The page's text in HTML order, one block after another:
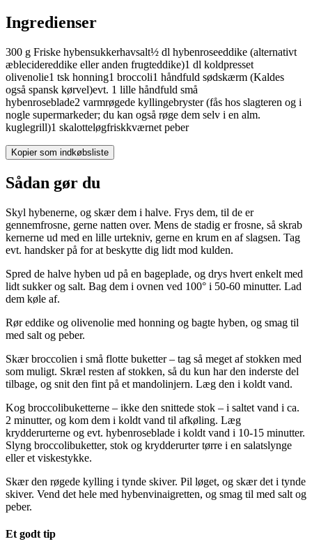
Ingredienser
300 g Friske hybensukkerhavsalt½ dl hybenroseeddike (alternativt
æblecidereddike eller anden frugteddike)1 dl koldpresset
olivenolie1 tsk honning1 broccoli1 håndfuld sødskærm (Kaldes
også spansk kørvel)evt. 1 lille håndfuld små
hybenroseblade2 varmrøgede kyllingebryster (fås hos slagteren og i
nogle supermarkeder; du kan også røge dem selv i en alm.
kuglegrill)1 skalotteløgfriskkværnet peber
Kopier som indkøbsliste
Sådan gør du
Skyl hybenerne, og skær dem i halve. Frys dem, til de er
gennemfrosne, gerne natten over. Mens de stadig er frosne, så skrab
kernerne ud med en lille urtekniv, gerne en krum en af slagsen. Tag
evt. handsker på for at beskytte dig lidt mod kulden.
Spred de halve hyben ud på en bageplade, og drys hvert enkelt med
lidt sukker og salt. Bag dem i ovnen ved 100° i 50-60 minutter. Lad
dem køle af.
Rør eddike og olivenolie med honning og bagte hyben, og smag til
med salt og peber.
Skær broccolien i små flotte buketter – tag så meget af stokken med
som muligt. Skræl resten af stokken, så du kun har den inderste del
tilbage, og snit den fint på et mandolinjern. Læg den i koldt vand.
Kog broccolibuketterne – ikke den snittede stok – i saltet vand i ca.
2 minutter, og kom dem i koldt vand til afkøling. Læg
krydderurterne og evt. hybenroseblade i koldt vand i 10-15 minutter.
Slyng broccolibuketter, stok og krydderurter tørre i en salatslynge
eller et viskestykke.
Skær den røgede kylling i tynde skiver. Pil løget, og skær det i tynde
skiver. Vend det hele med hybenvinaigretten, og smag til med salt og
peber.
Et godt tip